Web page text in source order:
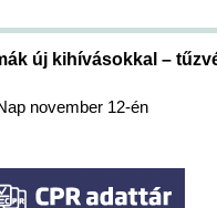
új kihívásokkal –
november 12-én